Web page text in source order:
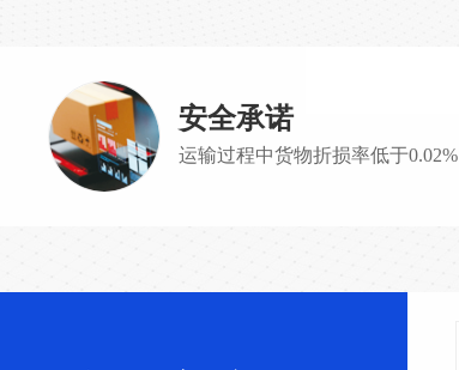
安全承诺
运输过程中货物折损率低于0.02%